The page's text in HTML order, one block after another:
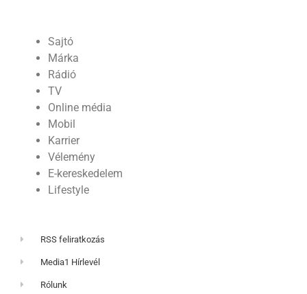
Sajtó
Márka
Rádió
TV
Online média
Mobil
Karrier
Vélemény
E-kereskedelem
Lifestyle
RSS feliratkozás
Media1 Hírlevél
Rólunk